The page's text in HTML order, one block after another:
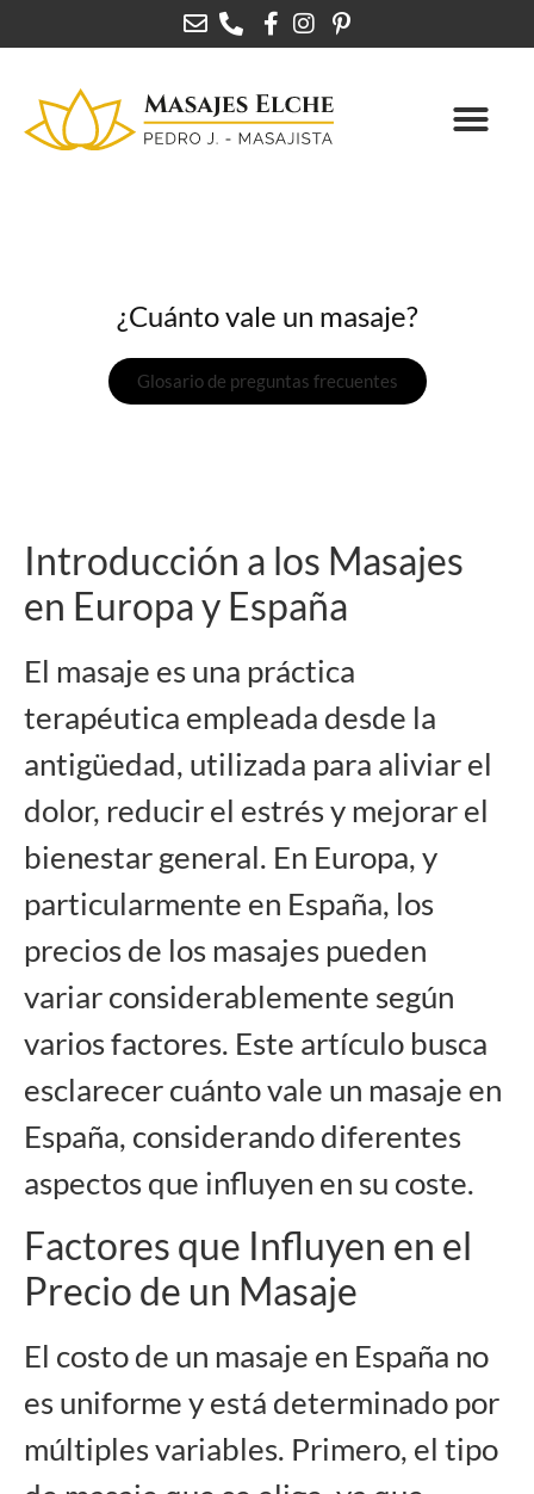
¿Cuánto vale un masaje?
Glosario de preguntas frecuentes
Introducción a los Masajes
en Europa y España
El masaje es una práctica
terapéutica empleada desde la
antigüedad, utilizada para aliviar el
dolor, reducir el estrés y mejorar el
bienestar general. En Europa, y
particularmente en España, los
precios de los masajes pueden
variar considerablemente según
varios factores. Este artículo busca
esclarecer cuánto vale un masaje en
España, considerando diferentes
aspectos que influyen en su coste.
Factores que Influyen en el
Precio de un Masaje
El costo de un masaje en España no
es uniforme y está determinado por
múltiples variables. Primero, el tipo